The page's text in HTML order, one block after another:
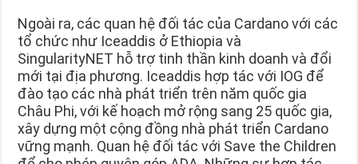
Ngoài ra, các quan hệ đối tác của Cardano với các
tổ chức như Iceaddis ở Ethiopia và
SingularityNET hỗ trợ tinh thần kinh doanh và đổi
mới tại địa phương. Iceaddis hợp tác với IOG để
đào tạo các nhà phát triển trên năm quốc gia
Châu Phi, với kế hoạch mở rộng sang 25 quốc gia,
xây dựng một cộng đồng nhà phát triển Cardano
vững mạnh. Quan hệ đối tác với Save the Children